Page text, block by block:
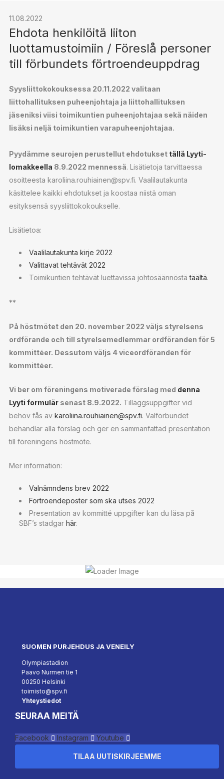
11.08.2022
Ehdota henkilöitä liiton
luottamustoimiin / Föreslå personer
till förbundets förtroendeuppdrag
Syysliittokokouksessa 20.11.2022 valitaan
liittohallituksen puheenjohtaja ja liittohallituksen
jäseniksi viisi toimikuntien puheenjohtajaa sekä näiden
lisäksi neljä toimikuntien varapuheenjohtajaa.
Pyydämme seurojen perustellut ehdotukset tällä Lyyti-
lomakkeella 8.9.2022 mennessä. Lisätietoja tarvittaessa
osoitteesta karoliina.rouhiainen@spv.fi. Vaalilautakunta
käsittelee kaikki ehdotukset ja koostaa niistä oman
esityksensä syysliittokokoukselle.
Lisätietoa:
Vaalilautakunta kirje 2022
Valittavat tehtävät 2022
Toimikuntien tehtävät luettavissa johtosäännöstätäältä.
**
På höstmötet den 20. november 2022 väljs styrelsens
ordförande och till styrelsemedlemmar ordföranden för 5
kommittéer. Dessutom väljs 4 viceordföranden för
kommittéer.
Vi ber om föreningens motiverade förslag med denna
Lyyti formulärsenast 8.9.2022. Tilläggsuppgifter vid
behov fås av karoliina.rouhiainen@spv.fi. Valförbundet
behandlar alla förslag och ger en sammanfattad presentation
till föreningens höstmöte.
Mer information:
Valnämndens brev 2022
Fortroendeposter som ska utses 2022
Presentation av kommitté uppgifter kan du läsa på
SBF’s stadgarhär.
SUOMEN PURJEHDUS JA VENEILY
Olympiastadion
Paavo Nurmen tie 1
00250 Helsinki
toimisto@spv.fi
Yhteystiedot
SEURAA MEITÄ
Facebook Instagram Youtube
TILAA UUTISKIRJEEMME